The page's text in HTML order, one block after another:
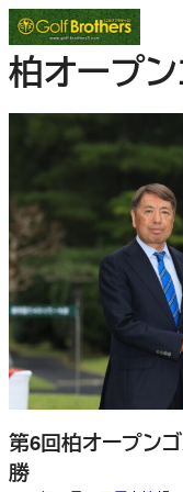
内
容
を
ス
キ
柏オープ
第6回柏オープン
勝